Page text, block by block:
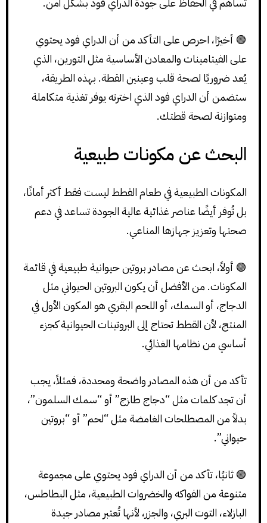
🟢 أخيرًا، احرص على التأكد من أن الدراي فود يحتوي
على الفيتامينات والمعادن الأساسية مثل التورين، الذي
يُعد ضروريًا لصحة قلب وعينين القطة. بهذه الطريقة،
ستضمن أن الدراي فود الذي اخترته يوفر تغذية متكاملة
ومتوازنة لصحة قطتك.
البحث عن مكونات طبيعية
المكونات الطبيعية في طعام القطط ليست فقط أكثر أمانًا،
بل تُوفر أيضًا عناصر غذائية عالية الجودة تساعد في دعم
صحتها وتعزيز جهازها المناعي.
🟢 أولاً، ابحث عن مصادر بروتين حيوانية طبيعية في قائمة
المكونات. من الأفضل أن يكون البروتين الحيواني مثل
الدجاج، أو السمك، أو اللحم البقري هو المكون الأول في
المنتج، لأن القطط تحتاج إلى البروتينات الحيوانية كجزء
أساسي من نظامها الغذائي.
تأكد من أن هذه المصادر واضحة ومحددة، فمثلاً، يجب
أن تجد كلمات مثل “دجاج طازج” أو “سمك السلمون”،
بدلاً من المصطلحات الغامضة مثل “لحم” أو “بروتين
حيواني”.
🟢 ثانيًا، تأكد من أن الدراي فود يحتوي على مجموعة
متنوعة من الفواكه والخضروات الطبيعية، مثل البطاطس،
البازلاء، التوت البري، والجزر، لأنها تُعتبر مصادر جيدة